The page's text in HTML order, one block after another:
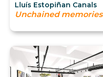
Lluís Estopiñan Canals
Unchained memories